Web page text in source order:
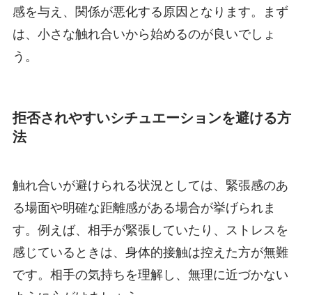
感を与え、関係が悪化する原因となります。まず
は、小さな触れ合いから始めるのが良いでしょ
う。
拒否されやすいシチュエーションを避ける方
法
触れ合いが避けられる状況としては、緊張感のあ
る場面や明確な距離感がある場合が挙げられま
す。例えば、相手が緊張していたり、ストレスを
感じているときは、身体的接触は控えた方が無難
です。相手の気持ちを理解し、無理に近づかない